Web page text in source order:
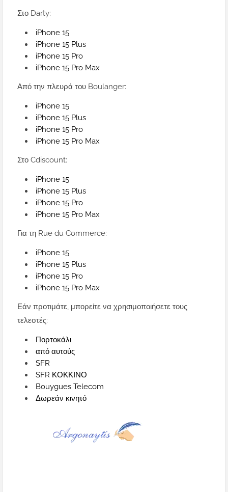
Στο Darty:
iPhone 15
iPhone 15 Plus
iPhone 15 Pro
iPhone 15 Pro Max
Από την πλευρά του Boulanger:
iPhone 15
iPhone 15 Plus
iPhone 15 Pro
iPhone 15 Pro Max
Στο Cdiscount:
iPhone 15
iPhone 15 Plus
iPhone 15 Pro
iPhone 15 Pro Max
Για τη Rue du Commerce:
iPhone 15
iPhone 15 Plus
iPhone 15 Pro
iPhone 15 Pro Max
Εάν προτιμάτε, μπορείτε να χρησιμοποιήσετε τους
τελεστές:
Πορτοκάλι
από αυτούς
SFR
SFR ΚΟΚΚΙΝΟ
Bouygues Telecom
Δωρεάν κινητό